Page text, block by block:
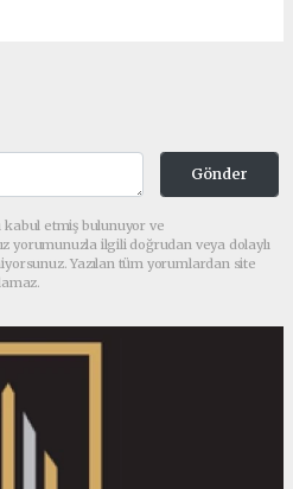
Gönder
kabul etmiş bulunuyor ve
yorumunuzla ilgili doğrudan veya dolaylı
Yazılan tüm yorumlardan site